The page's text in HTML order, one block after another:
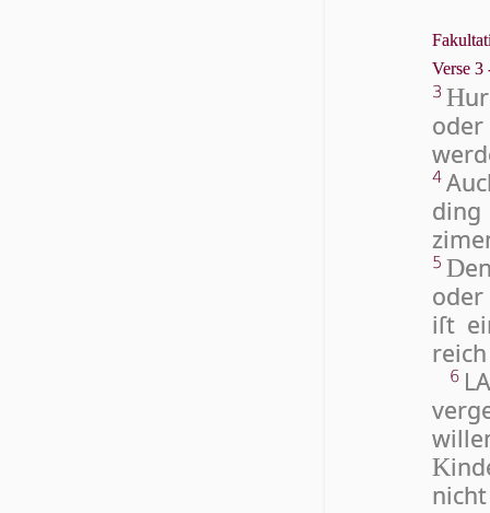
Verse 3
3 H
oder
4
5 D
iſt
6
K